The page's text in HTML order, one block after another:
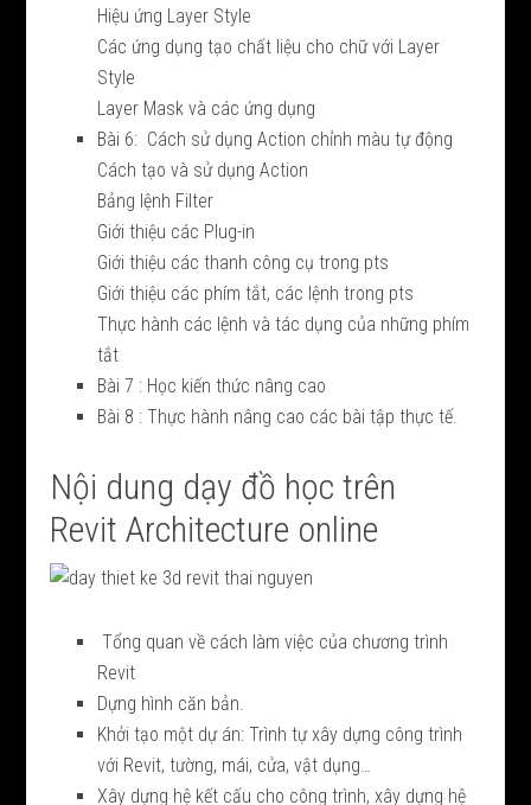
Hiệu ứng Layer Style
Các ứng dụng tạo chất liệu cho chữ với Layer
Style
Layer Mask và các ứng dụng
Bài 6: Cách sử dụng Action chỉnh màu tự động
Cách tạo và sử dụng Action
Bảng lệnh Filter
Giới thiệu các Plug-in
Giới thiệu các thanh công cụ trong pts
Giới thiệu các phím tắt, các lệnh trong pts
Thực hành các lệnh và tác dụng của những phím
tắt
Bài 7 : Học kiến thức nâng cao
Bài 8 : Thực hành nâng cao các bài tập thực tế.
Nội dung dạy đồ học trên
Revit Architecture online
Tổng quan về cách làm việc của chương trình
Revit
Dựng hình căn bản.
Khởi tạo một dự án: Trình tự xây dựng công trình
với Revit, tường, mái, cửa, vật dụng…
Xây dựng hệ kết cấu cho công trình, xây dựng hệ